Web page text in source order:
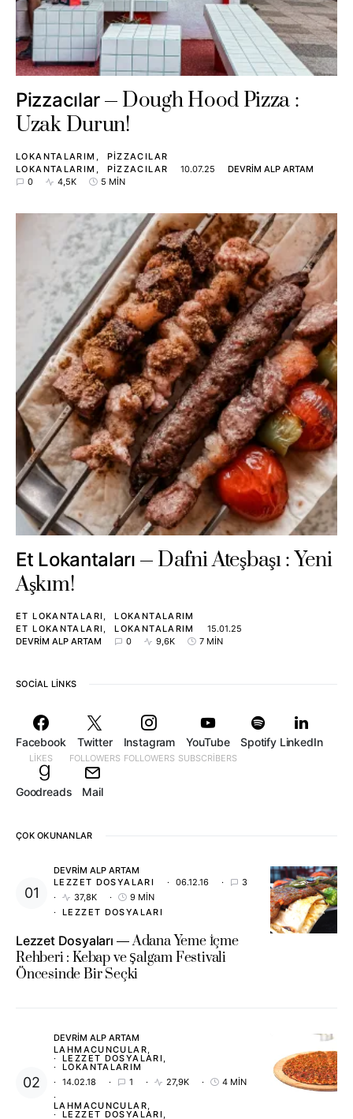
Pizzacılar
Dough Hood Pizza :
Uzak Durun!
LOKANTALARIM
PIZZACILAR
LOKANTALARIM
PIZZACILAR 10.07.25
DEVRIM ALP ARTAM
0
4,5K 5 MIN
Et Lokantaları
Dafni Ateşbaşı : Yeni
Aşkım!
ET LOKANTALARI
LOKANTALARIM
ET LOKANTALARI
LOKANTALARIM
15.01.25
DEVRIM ALP ARTAM
0 9,6K 7 MIN
SOCIAL LINKS
Facebook
LIKES
Twitter
FOLLOWERS
Instagram
FOLLOWERS
YouTube
SUBSCRIBERS
Spotify LinkedIn
Goodreads Mail
ÇOK OKUNANLAR
DEVRIM ALP ARTAM
LEZZET DOSYALARI
06.12.16
3
37,8K
9 MIN
LEZZET DOSYALARI
Lezzet Dosyaları
Adana Yeme İçme
Rehberi : Kebap ve Şalgam Festivali
Öncesinde Bir Seçki
DEVRIM ALP ARTAM
LAHMACUNCULAR
LEZZET DOSYALARI
LOKANTALARIM
14.02.18
1 27,9K 4 MIN
LAHMACUNCULAR
LEZZET DOSYALARI